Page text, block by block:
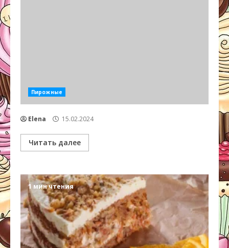
Пирожные
Elena 15.02.2024
Читать далее
1 мин чтения